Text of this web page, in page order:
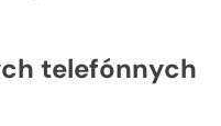
telefónnych